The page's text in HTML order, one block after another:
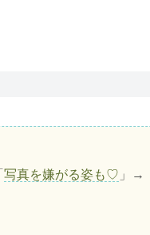
写真を嫌がる姿も♡ 」→